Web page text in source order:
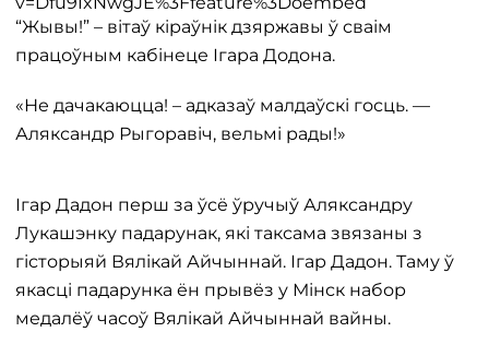
“Жывы!” – вітаў кіраўнік дзяржавы ў сваім
працоўным кабінеце Ігара Додона.
«Не дачакаюцца! – адказаў малдаўскі госць. —
Аляксандр Рыгоравіч, вельмі рады!»
Ігар Дадон перш за ўсё ўручыў Аляксандру
Лукашэнку падарунак, які таксама звязаны з
гісторыяй Вялікай Айчыннай. Ігар Дадон. Таму ў
якасці падарунка ён прывёз у Мінск набор
медалёў часоў Вялікай Айчыннай вайны.